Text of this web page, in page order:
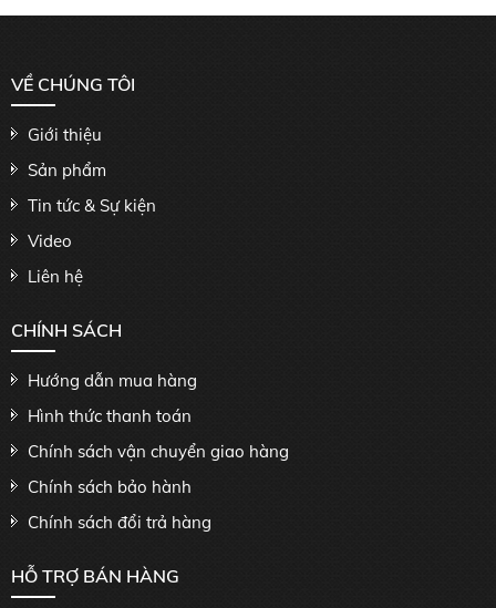
VỀ CHÚNG TÔI
Giới thiệu
Sản phẩm
Tin tức & Sự kiện
Video
Liên hệ
CHÍNH SÁCH
Hướng dẫn mua hàng
Hình thức thanh toán
Chính sách vận chuyển giao hàng
Chính sách bảo hành
Chính sách đổi trả hàng
HỖ TRỢ BÁN HÀNG